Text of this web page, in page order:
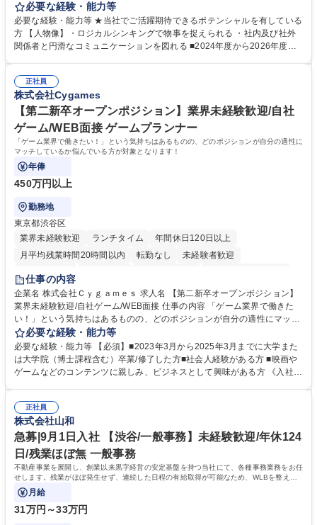
す。 【業務内容の一例】■所属事業部の勤労業務 ■海外に関係する各種業
務 ■営業部門の企画スタッフ、ルート営業 【キャリアパス】入社後の配属
ポジションで一定期間ご活躍頂いた後、本人の適性及び将来のキャリアを
鑑みてジョブローテーションを行います。 【育成】OJTでの現場育成や研
表するインフラ企業 #ポテンシャル採用
必要な経験・能力等
必要な経験・能力等 ★当社でご活躍期待できるポテンシャルを有している
方 【人物像】・ロジカルシンキングで物事を捉えられる ・社内及び社外
関係者と円滑なコミュニケーションを図れる ■2024年度から2026年度ま
72.html ■エネルギーセキュリティの不安定化や気候変動による自然災害の
甚大化など、これまで以上に社会課題解決の重要性が高まっています。
「未来の日常」の創造に向けて持続可能な社会の実現に貢献してまいりま
す。 学歴・資格 学歴：大学院 大学 語学力： 資格：
正社員
株式会社Cygames
【第二新卒オープンポジション】業界未経験歓迎/自社
ゲーム/WEB面接 ゲームプランナー
「ゲーム業界で働きたい！」という気持ちはあるものの、どのポジションが自分の適性に
マッチしているか悩んでいる方が対象となります！
年俸
450万円以上
勤務地
東京都渋谷区
業界未経験歓迎
ランチタイム
年間休日120日以上
月平均残業時間20時間以内
転勤なし
未経験者歓迎
住宅手当あり
交通費支給
土日祝休み 服装自由 昼食補助あり
第二新卒歓迎
食事補助あり
仕事の内容
企業名 株式会社Ｃｙｇａｍｅｓ 求人名 【第二新卒オープンポジション】
業界未経験歓迎/自社ゲーム/WEB面接 仕事の内容 「ゲーム業界で働きた
い！」という気持ちはあるものの、どのポジションが自分の適性にマッチ
しているか悩んでいる方が対象となります！ 総合職（プランナー/データ
アナリストなど）、技術職（開発エンジニ ア/インフラエンジニアな
ど）、デザイン職（デザイナー/イラストレ ーターなど）等から、面接で
ご希望と適正にマッチしたポジションをご案内いたします。ゲームやエン
のご応募をお待ちしております。 募集職種 【第二新卒オープンポジショ
ン】業界未経験歓迎/自社ゲーム/WEB面接
必要な経験・能力等
必要な経験・能力等 【必須】■2023年3月から2025年3月までに大学また
は大学院（博士課程含む）卒業/修了した方■社会人経験がある方 ■映画や
ゲームなどのコンテンツに親しみ、ビジネスとして興味がある方 《入社実
正社員
株式会社山和
急募|9月1日入社 【渋谷/一般事務】未経験歓迎/年休124
日/残業ほぼ無 一般事務
不動産事業を展開し、創業以来黒字経営の安定基盤を持つ当社にて、各種事務業務をお任
せします。残業がほぼ発生せず、連続した日程の有給取得が可能なため、WLBを整えた
い方にお勧めの環境です！
月給
31万円～33万円